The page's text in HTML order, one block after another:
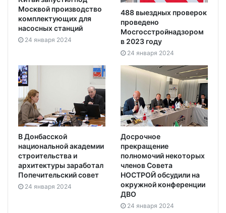
Москвой производство
комплектующих для
насосных станций
24 января 2024
488 выездных проверок
проведено
Мосгосстройнадзором
в 2023 году
24 января 2024
В Донбасской
национальной академии
строительства и
архитектуры заработал
Попечительский совет
24 января 2024
Досрочное
прекращение
полномочий некоторых
членов Совета
НОСТРОЙ обсудили на
окружной конференции
ДВО
24 января 2024